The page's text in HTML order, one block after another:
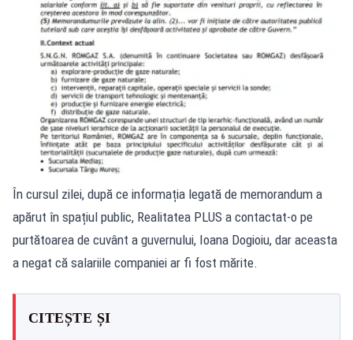
În cursul zilei, după ce informația legată de memorandum a
apărut în spațiul public, Realitatea PLUS a contactat-o pe
purtătoarea de cuvânt a guvernului, Ioana Dogioiu, dar aceasta
a negat că salariile companiei ar fi fost mărite.
CITEȘTE ȘI